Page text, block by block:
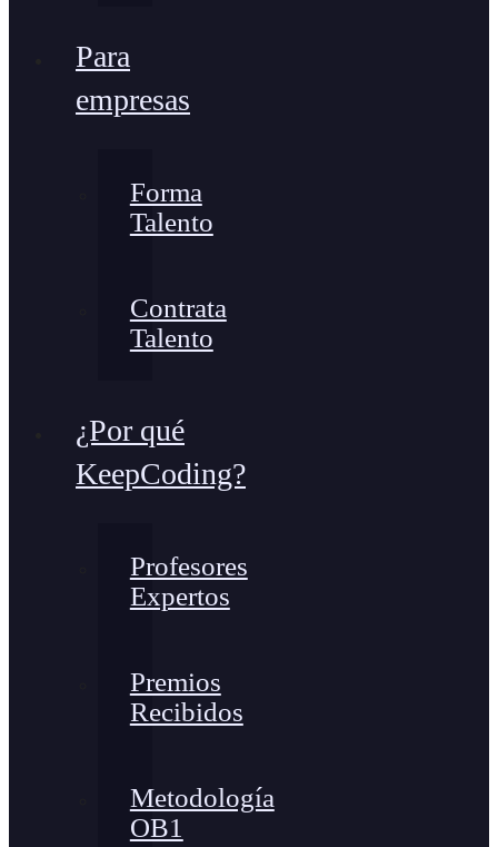
Para
empresas
Forma
Talento
Contrata
Talento
¿Por qué
KeepCoding?
Profesores
Expertos
Premios
Recibidos
Metodología
OB1